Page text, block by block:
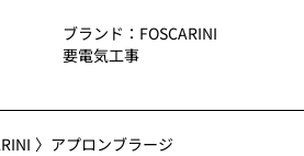
ブランド：FOSCARINI
要電気工事
〉アプロンブラージ